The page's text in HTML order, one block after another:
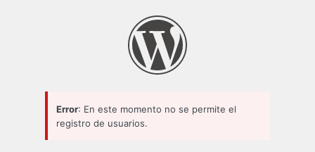
Error: En este momento no se permite el
registro de usuarios.